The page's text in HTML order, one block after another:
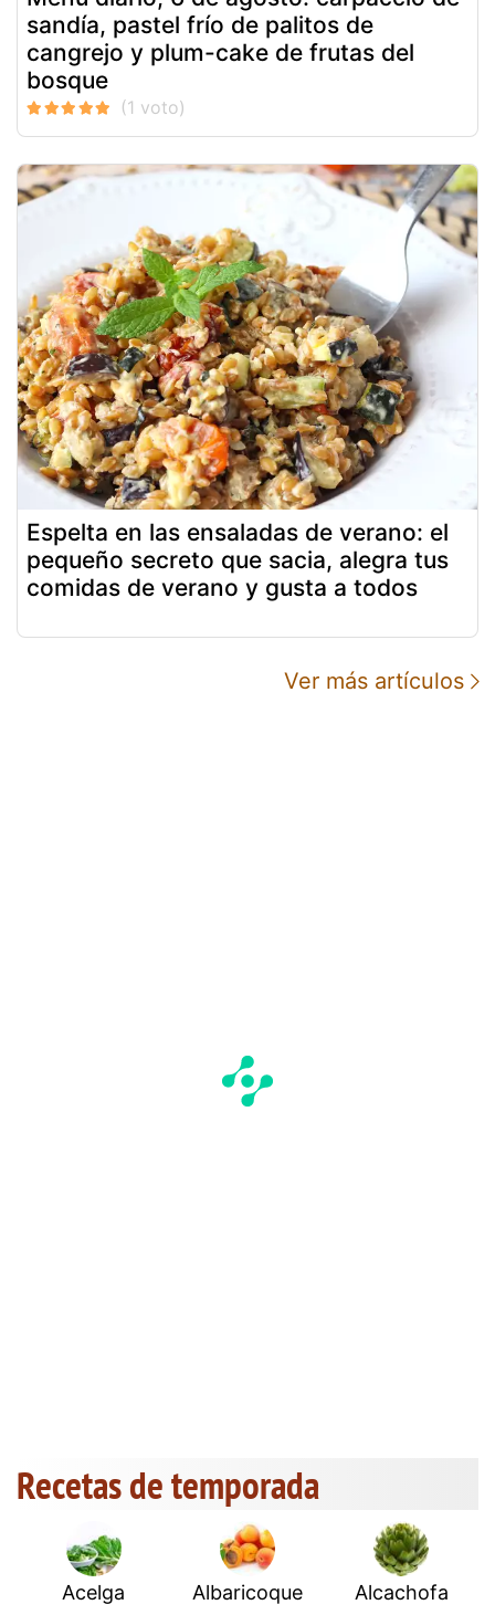
sandía, pastel frío de palitos de
cangrejo y plum-cake de frutas del
bosque
Espelta en las ensaladas de verano: el
pequeño secreto que sacia, alegra tus
comidas de verano y gusta a todos
Ver más artículos
Recetas de temporada
Acelga Albaricoque Alcachofa